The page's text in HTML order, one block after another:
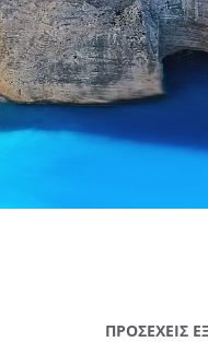
ΠΡΟΣΕΧΕΙΣ